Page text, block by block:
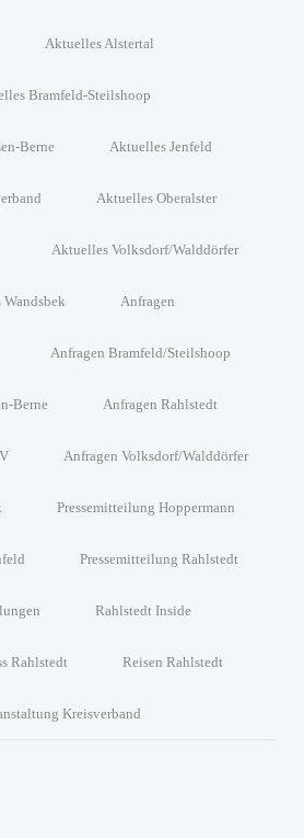
Aktuelles Alstertal
Bramfeld-Steilshoop
Berne Aktuelles Jenfeld
Aktuelles Oberalster
Aktuelles Volksdorf/Walddörfer
Anfragen
Anfragen Bramfeld/Steilshoop
Berne Anfragen Rahlstedt
Anfragen Volksdorf/Walddörfer
Pressemitteilung Hoppermann
Pressemitteilung Rahlstedt
Rahlstedt Inside
Rahlstedt Reisen Rahlstedt
Kreisverband